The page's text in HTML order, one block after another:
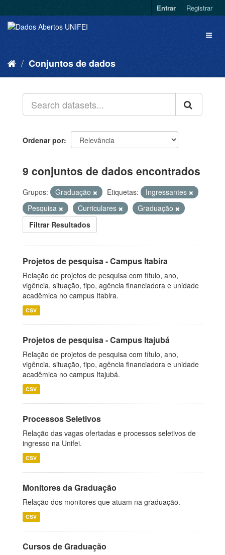
Entrar Registrar
Conjuntos de dados
Ordenar por
9 conjuntos de dados encontrados
Grupos: Graduação Etiquetas:
Ingressantes
Pesquisa
Curriculares
Graduação
Filtrar Resultados
Projetos de pesquisa - Campus Itabira
Relação de projetos de pesquisa com título, ano,
vigência, situação, tipo, agência financiadora e unidade
acadêmica no campus Itabira.
CSV
Projetos de pesquisa - Campus Itajubá
Relação de projetos de pesquisa com título, ano,
vigência, situação, tipo, agência financiadora e unidade
acadêmica no campus Itajubá.
CSV
Processos Seletivos
Relação das vagas ofertadas e processos seletivos de
ingresso na Unifei.
CSV
Monitores da Graduação
Relação dos monitores que atuam na graduação.
CSV
Cursos de Graduação